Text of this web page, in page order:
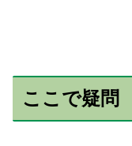
ここで疑問